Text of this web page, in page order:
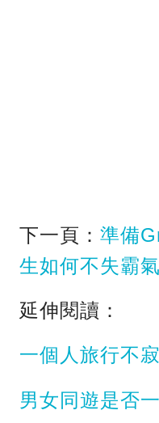
下一頁： 準備
生如何不失霸
延伸閱讀：
一個人旅行不
男女同遊是否